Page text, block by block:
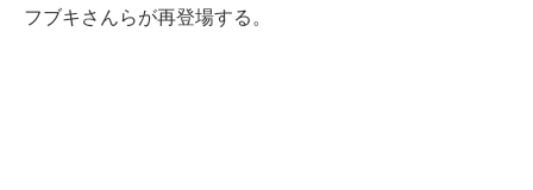
フブキさんらが再登場する。